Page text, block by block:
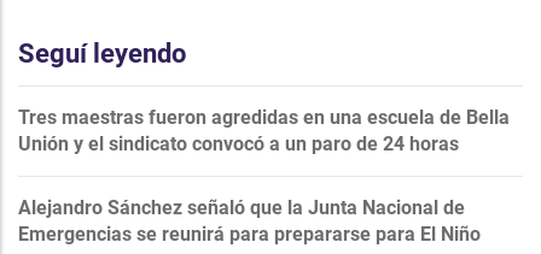
Seguí leyendo
Tres maestras fueron agredidas en una escuela de Bella
Unión y el sindicato convocó a un paro de 24 horas
Alejandro Sánchez señaló que la Junta Nacional de
Emergencias se reunirá para prepararse para El Niño